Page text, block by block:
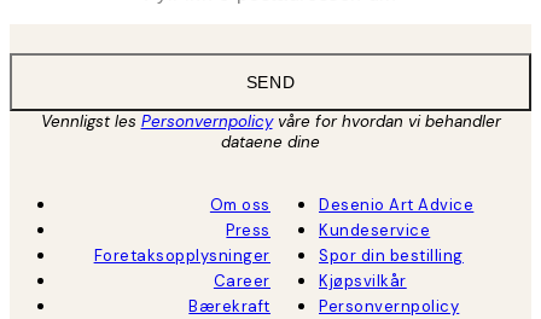
SEND
Vennligst les Personvernpolicyvåre for hvordan vi behandler
dataene dine
Om oss
Press
Foretaksopplysninger
Career
Bærekraft
Desenio Art Advice
Kundeservice
Spor din bestilling
Kjøpsvilkår
Personvernpolicy